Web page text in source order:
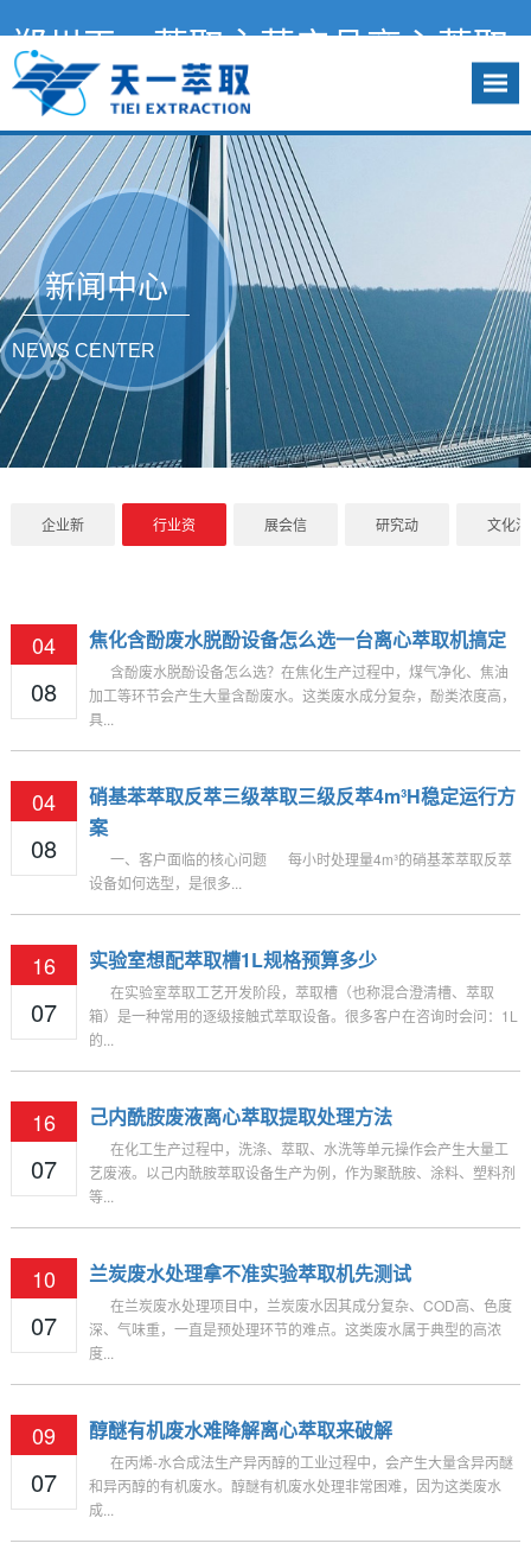
郑州天一萃取主营产品离心萃取
机，萃取槽，实验萃取机，智能
化萃取工程系统，液液萃取分离
设备-天一萃取欢迎您
新闻中心
NEWS CENTER
企业新 行业资 展会信 研究动 文化活
04
08
焦化含酚废水脱酚设备怎么选一台离心萃取机搞定
含酚废水脱酚设备怎么选？在焦化生产过程中，煤气净化、焦油
加工等环节会产生大量含酚废水。这类废水成分复杂，酚类浓度高，
具...
04
08
硝基苯萃取反萃三级萃取三级反萃4m³h稳定运行方
案
一、客户面临的核心问题 每小时处理量4m³的硝基苯萃取反萃
设备如何选型，是很多...
16
07
实验室想配萃取槽1L规格预算多少
在实验室萃取工艺开发阶段，萃取槽（也称混合澄清槽、萃取
箱）是一种常用的逐级接触式萃取设备。很多客户在咨询时会问：1L
的...
16
07
己内酰胺废液离心萃取提取处理方法
在化工生产过程中，洗涤、萃取、水洗等单元操作会产生大量工
艺废液。以己内酰胺萃取设备生产为例，作为聚酰胺、涂料、塑料剂
等...
10
07
兰炭废水处理拿不准实验萃取机先测试
在兰炭废水处理项目中，兰炭废水因其成分复杂、COD高、色度
深、气味重，一直是预处理环节的难点。这类废水属于典型的高浓
度...
09
07
醇醚有机废水难降解离心萃取来破解
在丙烯-水合成法生产异丙醇的工业过程中，会产生大量含异丙醚
和异丙醇的有机废水。醇醚有机废水处理非常困难，因为这类废水
成...